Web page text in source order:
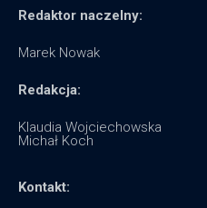
Redaktor naczelny:
Marek Nowak
Redakcja:
Klaudia Wojciechowska
Michał Koch
Kontakt: